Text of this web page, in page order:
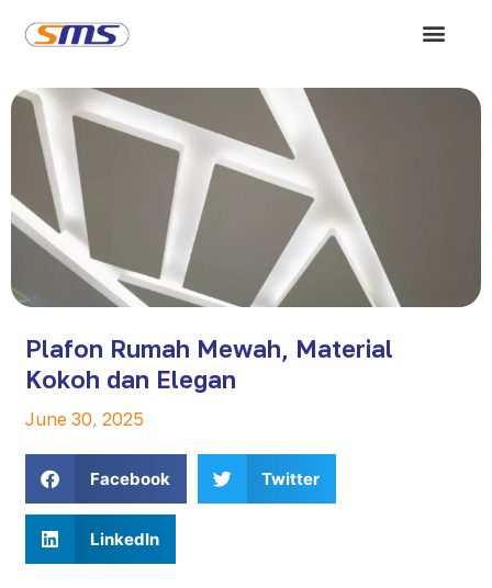
Plafon Rumah Mewah, Material
Kokoh dan Elegan
June 30, 2025
Facebook Twitter
LinkedIn